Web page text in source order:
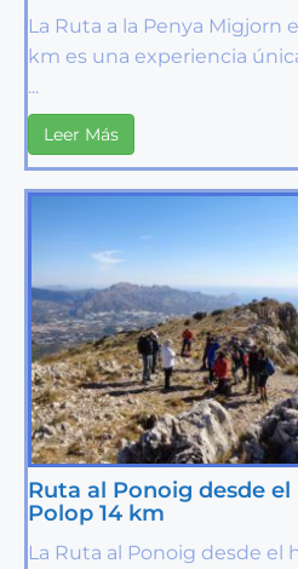
La Ruta a la Penya Migjorn
km es una experiencia
...
Leer Más
Ruta al Ponoig desde
Polop 14 km
La Ruta al Ponoig desde el